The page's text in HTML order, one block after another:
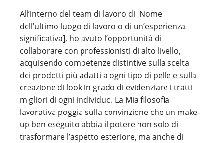
All’interno del team di lavoro di [Nome
dell’ultimo luogo di lavoro o di un’esperienza
significativa], ho avuto l’opportunità di
collaborare con professionisti di alto livello,
acquisendo competenze distintive sulla scelta
dei prodotti più adatti a ogni tipo di pelle e sulla
creazione di look in grado di evidenziare i tratti
migliori di ogni individuo. La Mia filosofia
lavorativa poggia sulla convinzione che un make-
up ben eseguito abbia il potere non solo di
trasformare l’aspetto esteriore, ma anche di